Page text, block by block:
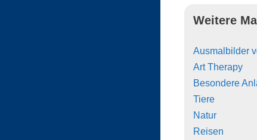
Weitere
Ausmalbilder
Art Therapy
Besondere
Tiere
Natur
Reisen